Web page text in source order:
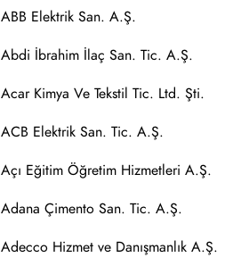
ABB Elektrik San. A.Ş.
Abdi İbrahim İlaç San. Tic. A.Ş.
Acar Kimya Ve Tekstil Tic. Ltd. Şti.
ACB Elektrik San. Tic. A.Ş.
Açı Eğitim Öğretim Hizmetleri A.Ş.
Adana Çimento San. Tic. A.Ş.
Adecco Hizmet ve Danışmanlık A.Ş.